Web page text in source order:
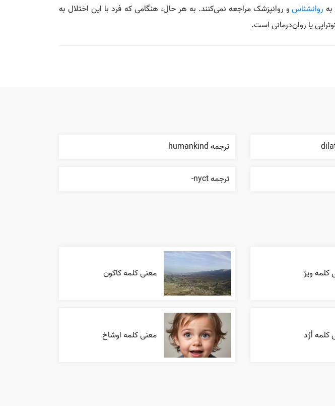
روانشناسو روانپزشک مراجعه نمی‌کنند. به هر حال، هنگامی که فرد با این اختلال به
یا روان‌درمانی است.
ترجمه humankind
ترجمه nyct-
کلمه ویژ معنی کلمه کاکون
کلمه اُرُد معنی کلمه اوشاخ